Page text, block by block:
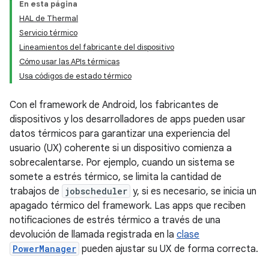
En esta página
HAL de Thermal
Servicio térmico
Lineamientos del fabricante del dispositivo
Cómo usar las APIs térmicas
Usa códigos de estado térmico
Con el framework de Android, los fabricantes de
dispositivos y los desarrolladores de apps pueden usar
datos térmicos para garantizar una experiencia del
usuario (UX) coherente si un dispositivo comienza a
sobrecalentarse. Por ejemplo, cuando un sistema se
somete a estrés térmico, se limita la cantidad de
trabajos de jobscheduler y, si es necesario, se inicia un
apagado térmico del framework. Las apps que reciben
notificaciones de estrés térmico a través de una
devolución de llamada registrada en la clase
PowerManager pueden ajustar su UX de forma correcta.